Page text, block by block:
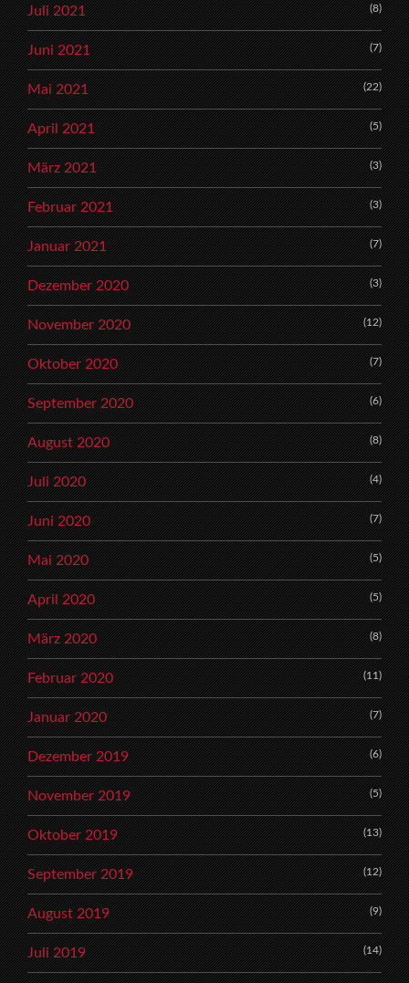
Juli 2021 (8)
Juni 2021 (7)
Mai 2021 (22)
April 2021 (5)
März 2021 (3)
Februar 2021 (3)
Januar 2021 (7)
Dezember 2020 (3)
November 2020 (12)
Oktober 2020 (7)
September 2020 (6)
August 2020 (8)
Juli 2020 (4)
Juni 2020 (7)
Mai 2020 (5)
April 2020 (5)
März 2020 (8)
Februar 2020 (11)
Januar 2020 (7)
Dezember 2019 (6)
November 2019 (5)
Oktober 2019 (13)
September 2019 (12)
August 2019 (9)
Juli 2019 (14)